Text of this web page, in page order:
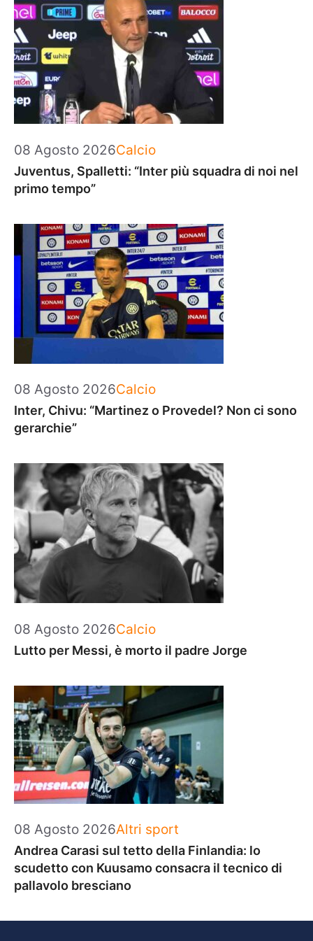
08 Agosto 2026Categorie
Calcio
Juventus, Spalletti: “Inter più squadra di noi nel
primo tempo”
08 Agosto 2026Categorie
Calcio
Inter, Chivu: “Martinez o Provedel? Non ci sono
gerarchie”
08 Agosto 2026Categorie
Calcio
Lutto per Messi, è morto il padre Jorge
08 Agosto 2026Categorie
Altri sport
Andrea Carasi sul tetto della Finlandia: lo
scudetto con Kuusamo consacra il tecnico di
pallavolo bresciano